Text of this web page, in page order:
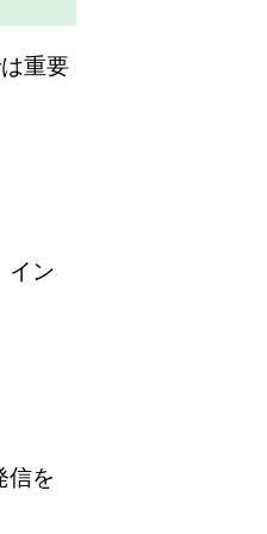
重要
イン
信を